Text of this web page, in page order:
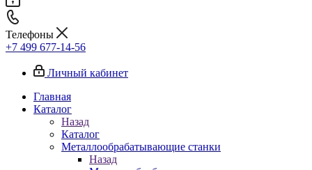
Телефоны
+7 499 677-14-56
Личный кабинет
Главная
Каталог
Назад
Каталог
Металлообрабатывающие станки
Назад